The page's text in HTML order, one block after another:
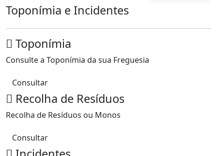
Toponímia e Incidentes
Toponímia
Consulte a Toponímia da sua Freguesia
Consultar
Recolha de Resíduos
Recolha de Resíduos ou Monos
Consultar